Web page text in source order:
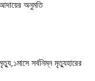
অনুমতি
সর্বনিম্ন মৃত্যুহারের